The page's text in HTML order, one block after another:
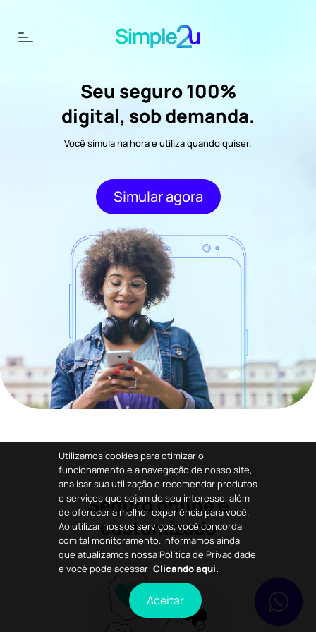
Seu seguro 100%
digital, sob demanda.
Você simula na hora e utiliza quando quiser.
Simular agora
Seguro online e
customizado
Utilizamos cookies para otimizar o
funcionamento e a navegação de nosso site,
analisar sua utilização e recomendar produtos
e serviços que sejam do seu interesse, além
de oferecer a melhor experiência para você.
Ao utilizar nossos serviços, você concorda
com tal monitoramento. Informamos ainda
que atualizamos nossa Política de Privacidade
e você pode acessar Clicando aqui.
Aceitar